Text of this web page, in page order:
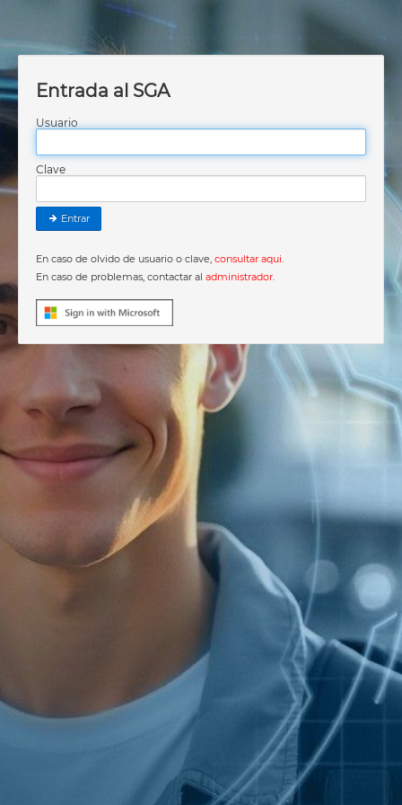
Entrada al SGA
Usuario
Clave
Entrar
En caso de olvido de usuario o clave, consultar aqui.
En caso de problemas, contactar al administrador.